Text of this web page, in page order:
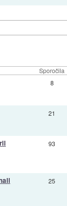
Sporočila
8
21
93
25